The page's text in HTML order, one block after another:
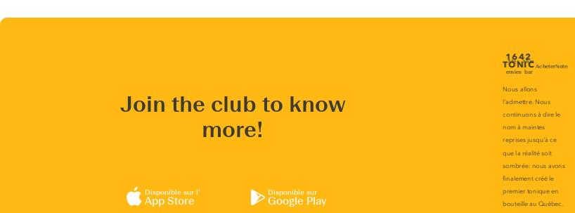
Join the club to know
more!
Disponible sur l’
App Store
Disponible sur
Google Play